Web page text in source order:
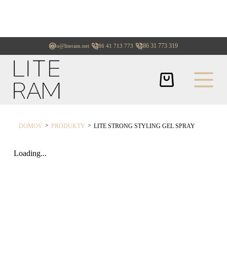
info@literam.net +386 41 713 773 +386 31 773 319
DOMOV > PRODUKTY > LITE STRONG STYLING GEL SPRAY
Loading...